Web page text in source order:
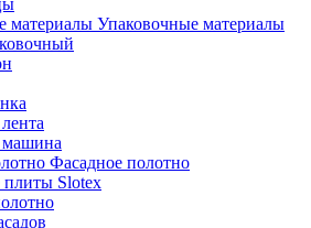
Упаковочные материалы
Фасадное полотно
Slotex